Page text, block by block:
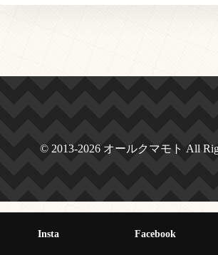
© 2013-2026 オールクマモト All
Insta Facebook